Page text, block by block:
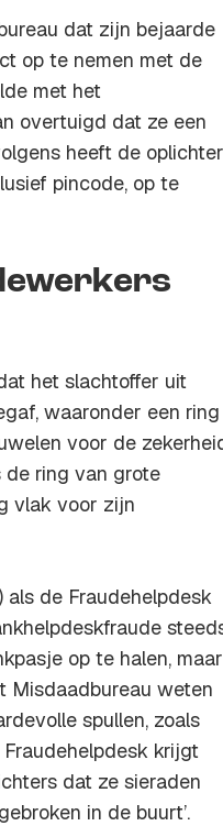
dat zijn bejaarde
op te nemen met de
met het
overtuigd dat ze een
heeft de oplichter
pincode, op te
het slachtoffer uit
waaronder een ring
voor de
de ring van grote
vlak voor zijn
de Fraudehelpdesk
op te halen, maar
Misdaadbureau weten
spullen, zoals
Fraudehelpdesk krijgt
dat ze sieraden
in de buurt’.